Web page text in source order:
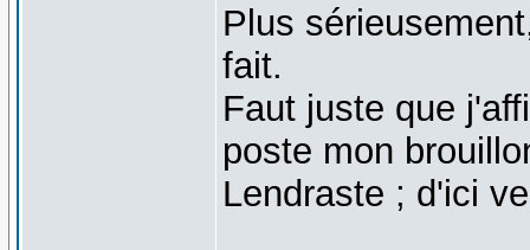
Plus
fait.
Faut juste que
poste mon
Lendraste ; d'ici